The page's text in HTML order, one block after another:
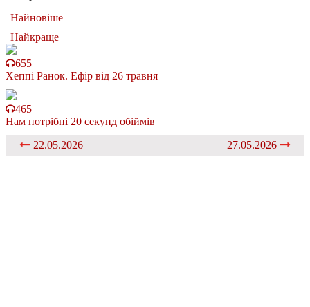
Найновіше
Найкраще
655
Хеппі Ранок. Ефір від 26 травня
465
Нам потрібні 20 секунд обіймів
22.05.2026
27.05.2026